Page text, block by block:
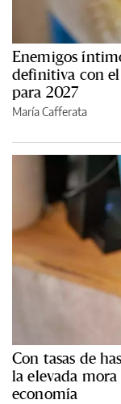
Enemigos
definitiva con
para 2027
María Cafferata
Con tasas de
la elevada
economía